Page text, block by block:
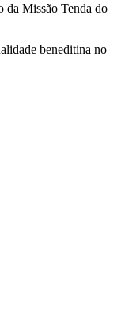
da Missão Tenda do
beneditina no